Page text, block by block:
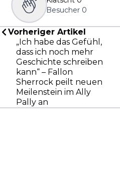
Besucher 0
Vorheriger Artikel
„Ich habe das Gefühl,
dass ich noch mehr
Geschichte schreiben
kann“ – Fallon
Sherrock peilt neuen
Meilenstein im Ally
Pally an